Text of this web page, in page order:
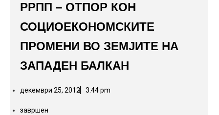
РРПП – ОТПОР КОН
СОЦИОЕКОНОМСКИТЕ
ПРОМЕНИ ВО ЗЕМЈИТЕ НА
ЗАПАДЕН БАЛКАН
декември 25, 2012 3:44 pm
завршен